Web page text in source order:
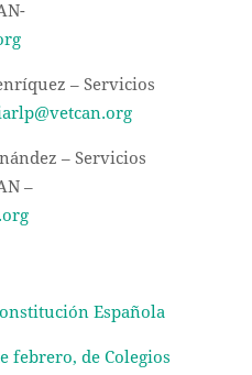
– Servicios
– Servicios
–
Española
febrero, de Colegios